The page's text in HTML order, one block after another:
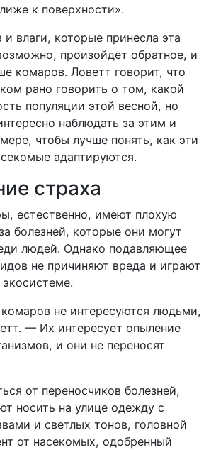
к поверхности».
и влаги, которые принесла эта
произойдет обратное, и
комаров. Ловетт говорит, что
рано говорить о том, какой
популяции этой весной, но
наблюдать за этим и
чтобы лучше понять, как эти
адаптируются.
страха
естественно, имеют плохую
болезней, которые они могут
людей. Однако подавляющее
не причиняют вреда и играют
не интересуются людьми,
— Их интересует опыление
и они не переносят
от переносчиков болезней,
носить на улице одежду с
и светлых тонов, головной
от насекомых, одобренный